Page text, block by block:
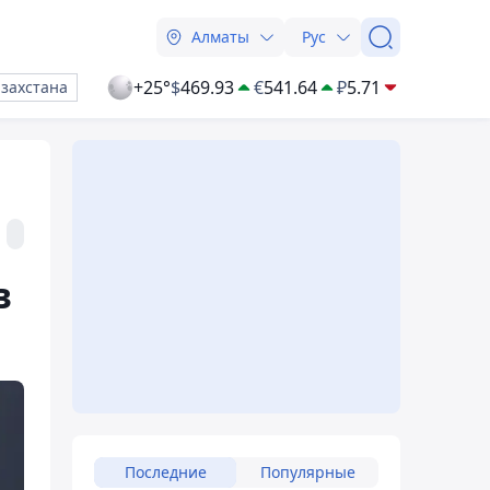
Алматы Рус
+25°$469.93 €541.64 ₽5.71
Последние Популярные